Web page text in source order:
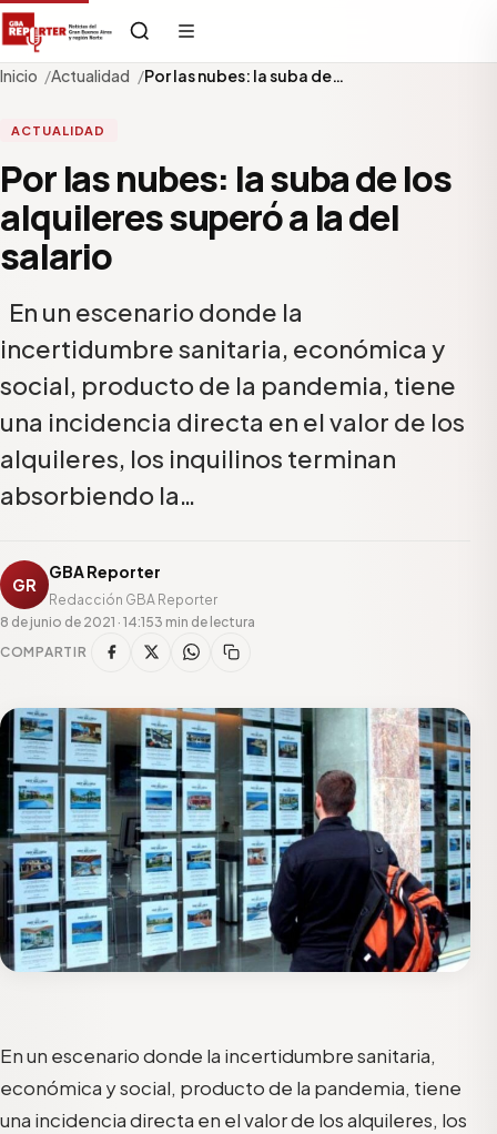
Inicio Actualidad Por las nubes: la suba de…
ACTUALIDAD
Por las nubes: la suba de los
alquileres superó a la del
salario
En un escenario donde la
incertidumbre sanitaria, económica y
social, producto de la pandemia, tiene
una incidencia directa en el valor de los
alquileres, los inquilinos terminan
absorbiendo la…
GR
GBA Reporter
Redacción GBA Reporter
8 de junio de 2021 · 14:153 min de lectura
COMPARTIR
En un escenario donde la incertidumbre sanitaria,
económica y social, producto de la pandemia, tiene
una incidencia directa en el valor de los alquileres, los